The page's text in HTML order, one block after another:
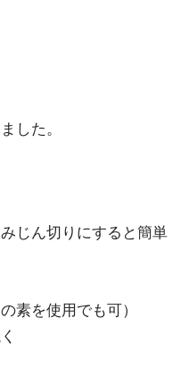
した。
じん切りにすると簡単
素を使用でも可）